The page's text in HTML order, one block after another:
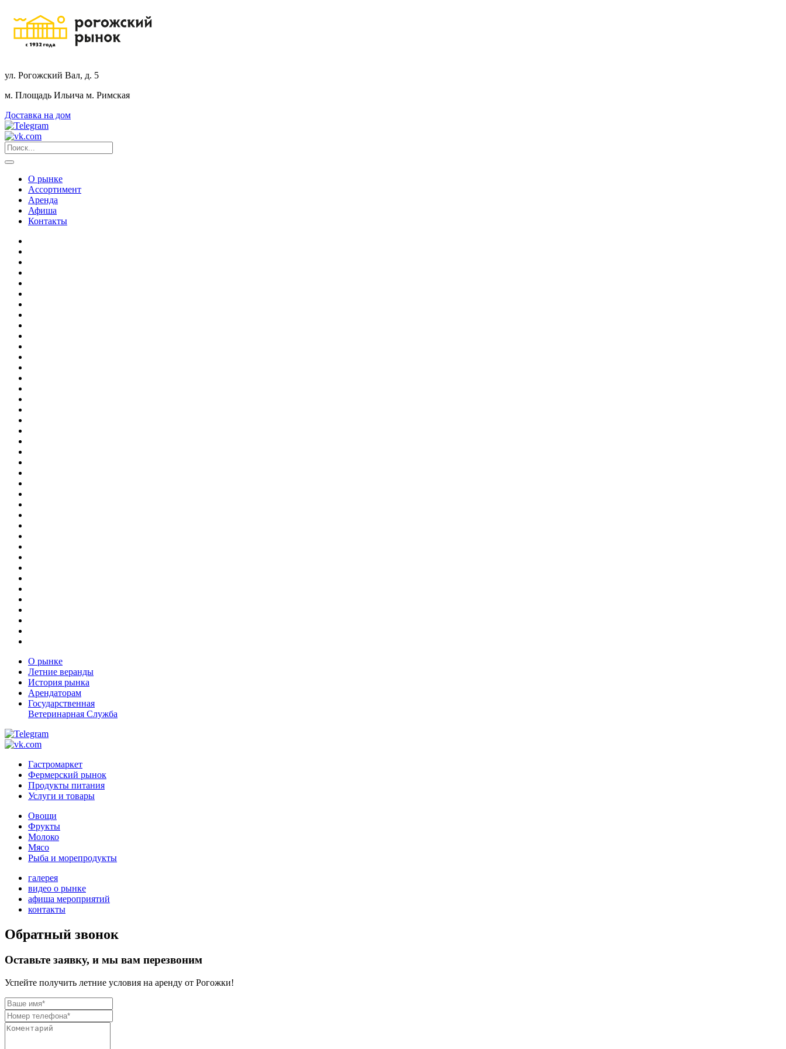
ул. Рогожский Вал, д. 5
м. Площадь Ильича м. Римская
Доставка на дом
О рынке
Ассортимент
Аренда
Афиша
Контакты
О рынке
Летние веранды
История рынка
Арендаторам
Государственная
Ветеринарная Служба
Гастромаркет
Фермерский рынок
Продукты питания
Услуги и товары
Овощи
Фрукты
Молоко
Мясо
Рыба и морепродукты
галерея
видео о рынке
афиша мероприятий
контакты
Обратный звонок
Оставьте заявку, и мы вам перезвоним
Успейте получить летние условия на аренду от Рогожки!